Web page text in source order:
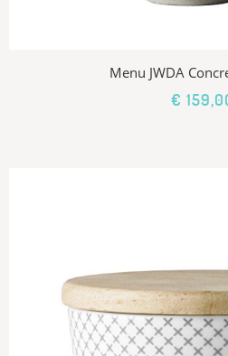
Menu JWDA
€